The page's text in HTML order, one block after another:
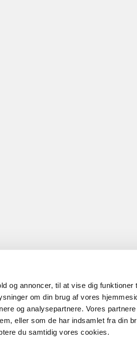
og annoncer, til at vise dig funktioner
om din brug af vores
og analysepartnere. Vores
eller som de har indsamlet fra din
du samtidig vores cookies.